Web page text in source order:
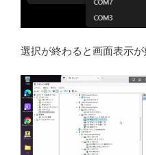
選択が終わると画面表示が